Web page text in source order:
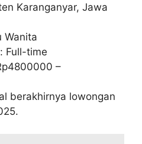
Karanganyar, Jawa
Wanita
Full-time
4800000 –
berakhirnya lowongan